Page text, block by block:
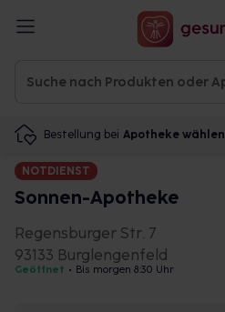
Bestellung bei Apotheke wählen
NOTDIENST
Sonnen-Apotheke
Regensburger Str. 7
93133 Burglengenfeld
Geöffnet • Bis morgen 8:30 Uhr